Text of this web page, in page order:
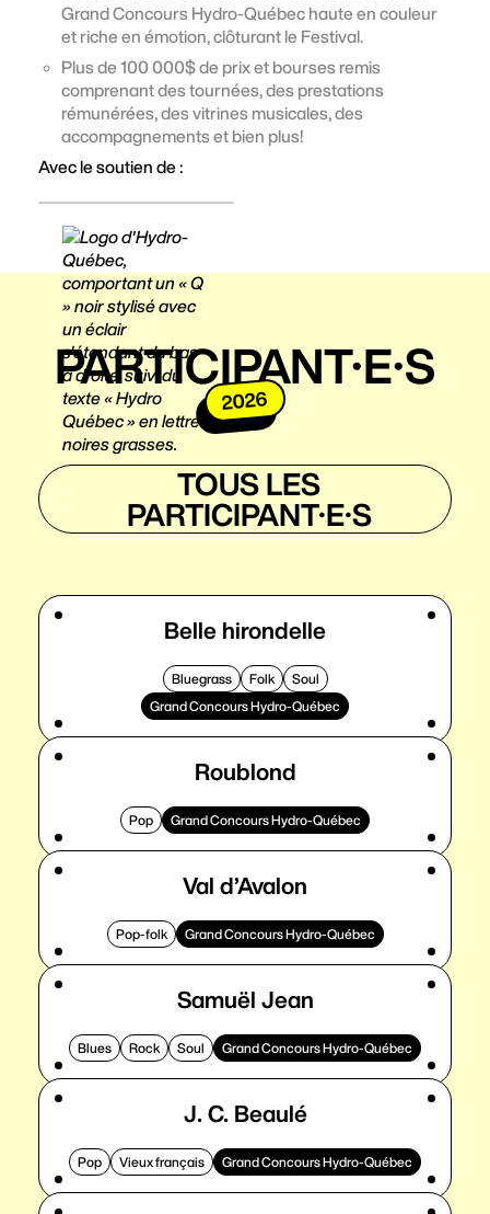
Grand Concours Hydro-Québec haute en couleur
et riche en émotion, clôturant le Festival.
Plus de 100 000$ de prix et bourses remis
comprenant des tournées, des prestations
rémunérées, des vitrines musicales, des
accompagnements et bien plus!
Avec le soutien de :
PARTICIPANT·E·S
2026
TOUS LES
PARTICIPANT·E·S
Belle hirondelle
Bluegrass Folk
Soul
Grand Concours Hydro-Québec
Roublond
Pop Grand Concours Hydro-Québec
Val d’Avalon
Pop-folk Grand Concours Hydro-Québec
Samuël Jean
Blues Rock Soul Grand Concours Hydro-Québec
J. C. Beaulé
Pop Vieux français Grand Concours Hydro-Québec